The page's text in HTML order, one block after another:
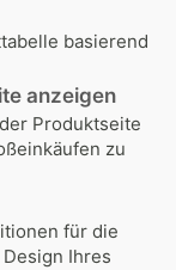
basierend
anzeigen
Produktseite
zu
für die
Ihres